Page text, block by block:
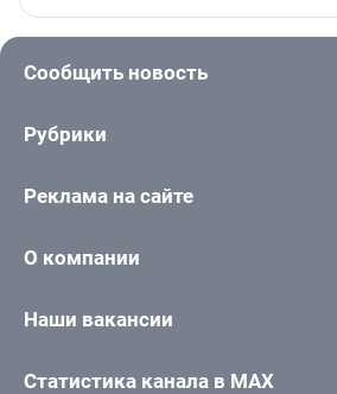
Сообщить новость
Рубрики
Реклама на сайте
О компании
Наши вакансии
Статистика канала в MAX